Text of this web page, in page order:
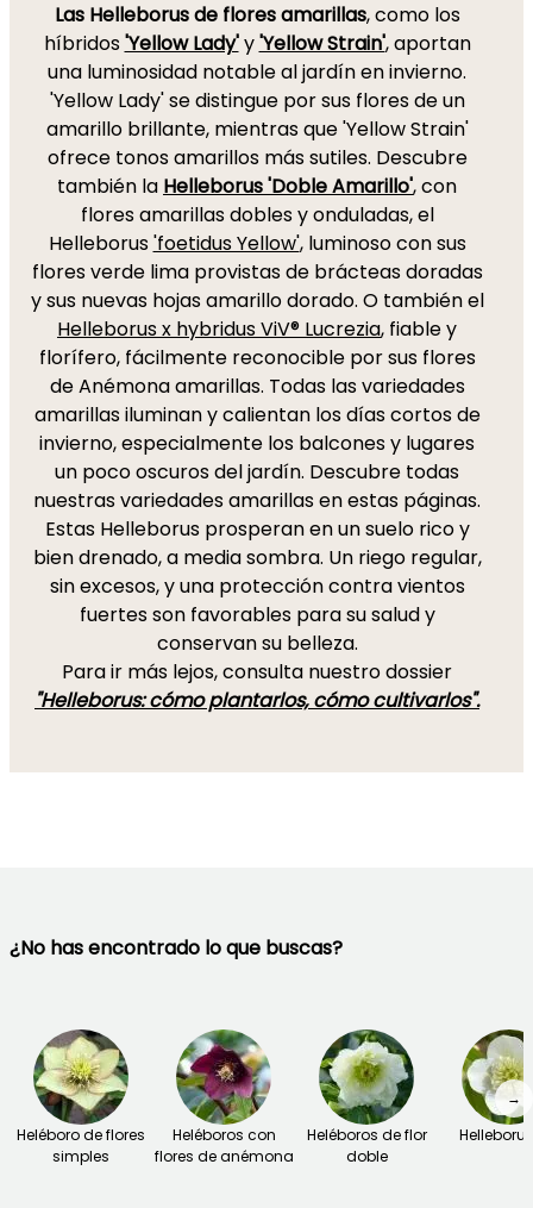
Las Helleborus de flores amarillas, como los
híbridos'Yellow Lady'y'Yellow Strain', aportan
una luminosidad notable al jardín en invierno.
'Yellow Lady' se distingue por sus flores de un
amarillo brillante, mientras que 'Yellow Strain'
ofrece tonos amarillos más sutiles. Descubre
también la Helleborus 'Doble Amarillo', con
flores amarillas dobles y onduladas, el
Helleborus'foetidus Yellow', luminoso con sus
flores verde lima provistas de brácteas doradas
y sus nuevas hojas amarillo dorado. O también el
Helleborus x hybridus ViV® Lucrezia, fiable y
florífero, fácilmente reconocible por sus flores
de Anémona amarillas. Todas las variedades
amarillas iluminan y calientan los días cortos de
invierno, especialmente los balcones y lugares
un poco oscuros del jardín. Descubre todas
nuestras variedades amarillas en estas páginas.
Estas Helleborus prosperan en un suelo rico y
bien drenado, a media sombra. Un riego regular,
sin excesos, y una protección contra vientos
fuertes son favorables para su salud y
conservan su belleza.
Para ir más lejos, consulta nuestro dossier
"Helleborus: cómo plantarlos, cómo cultivarlos".
¿No has encontrado lo que buscas?
Heléboro de flores
simples
Heléboros con
flores de anémona
Heléboros de flor
doble
→